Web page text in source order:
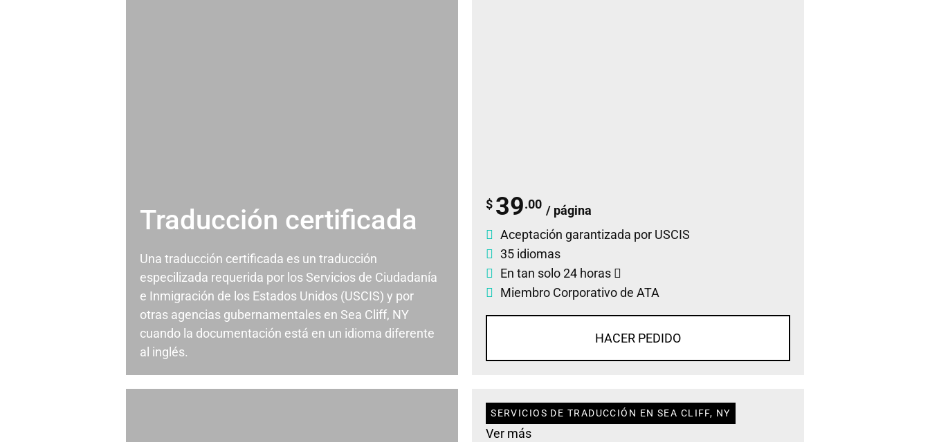
Traducción certificada
Una traducción certificada es un traducción
especilizada requerida por los Servicios de Ciudadanía
e Inmigración de los Estados Unidos (USCIS) y por
otras agencias gubernamentales en Sea Cliff, NY
cuando la documentación está en un idioma diferente
al inglés.
$ 39.00 / página
Aceptación garantizada por USCIS
35 idiomas
En tan solo 24 horas
Miembro Corporativo de ATA
HACER PEDIDO
SERVICIOS DE TRADUCCIÓN EN SEA CLIFF, NY
Ver más